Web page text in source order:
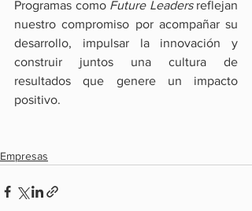
Programas como Future Leaders reflejan
nuestro compromiso por acompañar su
desarrollo, impulsar la innovación y
construir juntos una cultura de
resultados que genere un impacto
positivo.
Empresas